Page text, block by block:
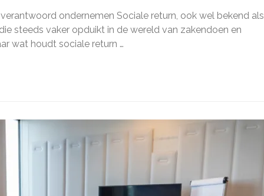
ondernemen Sociale return, ook wel bekend als
steeds vaker opduikt in de wereld van zakendoen en
wat houdt sociale return …